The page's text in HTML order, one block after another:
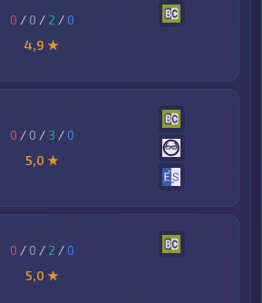
0 / 0 / 2 /0
4,9 ★
0 / 0 / 3 /0
5,0 ★
0 / 0 / 2 /0
5,0 ★